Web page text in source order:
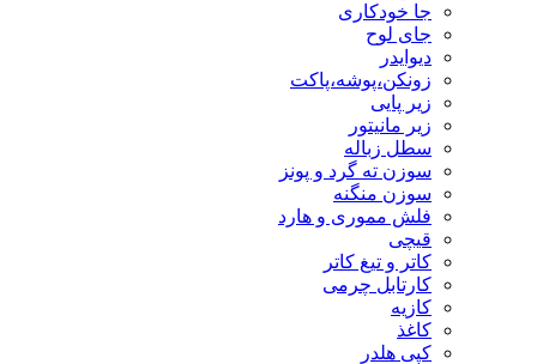
جا خودکاری
جای لوح
دیوایدر
زونکن،پوشه،پاکت
زیر پایی
زیر مانیتور
سطل زباله
سوزن ته گرد و پونز
سوزن منگنه
فلش مموری و هارد
قیچی
کاتر و تیغ کاتر
کارتابل چرمی
کازیه
کاغذ
کپی هلدر